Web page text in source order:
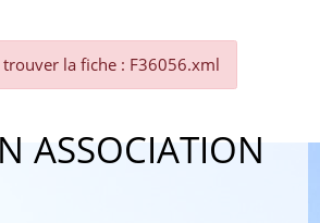
la fiche : F36056.xml
ASSOCIATION